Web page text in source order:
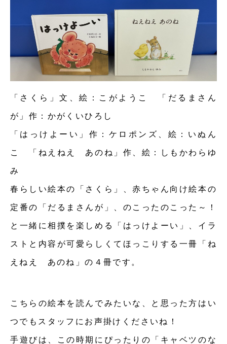
「さくら」文、絵：こがようこ 「だるまさん
が」作：かがくいひろし
「はっけよーい」作：ケロポンズ、絵：いぬん
こ 「ねえねえ あのね」作、絵：しもかわらゆ
み
春らしい絵本の「さくら」、赤ちゃん向け絵本の
定番の「だるまさんが」、のこったのこった～！
と一緒に相撲を楽しめる「はっけよーい」、イラ
ストと内容が可愛らしくてほっこりする一冊「ね
えねえ あのね」の４冊です。
こちらの絵本を読んでみたいな、と思った方はい
つでもスタッフにお声掛けくださいね！
手遊びは、この時期にぴったりの「キャベツのな